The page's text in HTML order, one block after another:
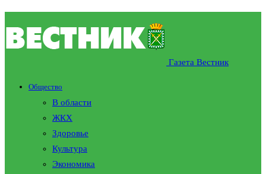
Газета Вестник
Общество
В области
ЖКХ
Здоровье
Культура
Экономика